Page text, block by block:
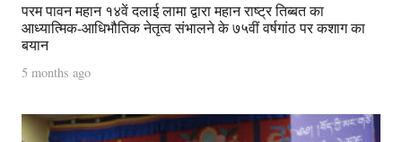
परम पावन महान १४वें दलाई लामा द्वारा महान राष्ट्र तिब्बत का
आध्यात्मिक-आधिभौतिक नेतृत्व संभालने के ७५वीं वर्षगांठ पर कशाग का
बयान
5 months ago